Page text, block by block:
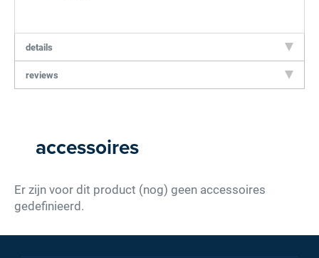
details
reviews
accessoires
Er zijn voor dit product (nog) geen accessoires
gedefinieerd.